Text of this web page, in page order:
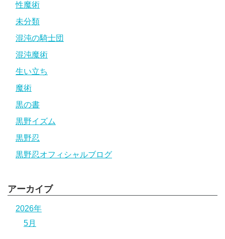
性魔術
未分類
混沌の騎士団
混沌魔術
生い立ち
魔術
黒の書
黒野イズム
黒野忍
黒野忍オフィシャルブログ
アーカイブ
2026年
5月